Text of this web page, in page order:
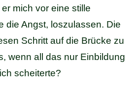
mich vor eine stille
die Angst, loszulassen. Die
Schritt auf die Brücke zu
wenn all das nur Einbildung
scheiterte?